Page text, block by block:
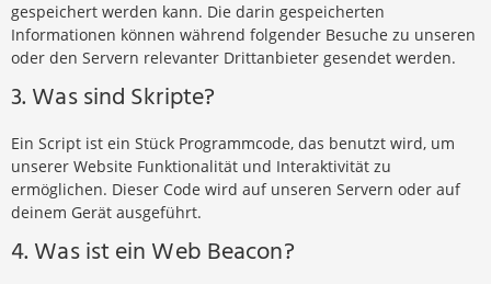
gespeichert werden kann. Die darin gespeicherten
Informationen können während folgender Besuche zu unseren
oder den Servern relevanter Drittanbieter gesendet werden.
3. Was sind Skripte?
Ein Script ist ein Stück Programmcode, das benutzt wird, um
unserer Website Funktionalität und Interaktivität zu
ermöglichen. Dieser Code wird auf unseren Servern oder auf
deinem Gerät ausgeführt.
4. Was ist ein Web Beacon?